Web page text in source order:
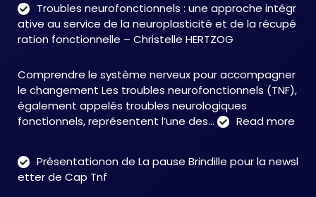
Accompagnement
:
accompagner
face
aux
TNF
Troubles neurofonctionnels : une approche intégr
ative au service de la neuroplasticité et de la récupé
ration fonctionnelle – Christelle HERTZOG
Comprendre le système nerveux pour accompagner
le changement Les troubles neurofonctionnels (TNF),
également appelés troubles neurologiques
fonctionnels, représentent l’une des…
Read more
:
Présentationon de La pause Brindille pour la newsl
etter de Cap Tnf